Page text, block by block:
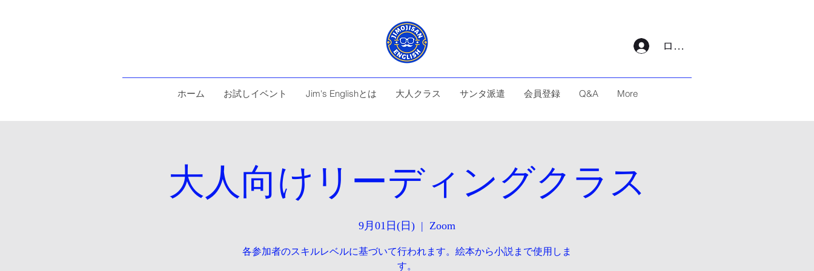
ログイン
ホーム お試しイベント Jim's Englishとは 大人クラス サンタ派遣 会員登録 Q&A More
大人向けリーディングクラス
9月01日(日)
  |
Zoom
各参加者のスキルレベルに基づいて行われます。絵本から小説まで使用しま
す。